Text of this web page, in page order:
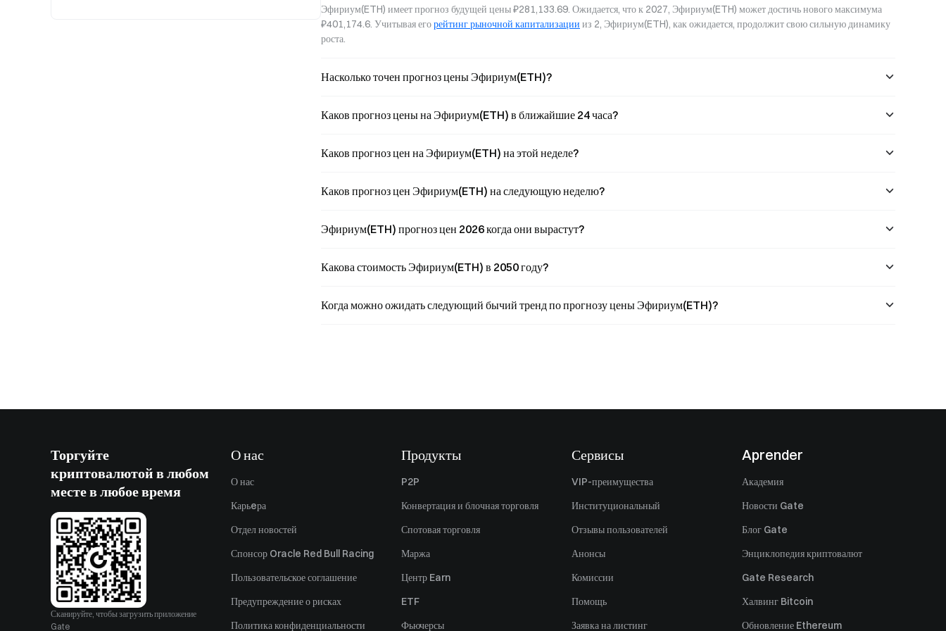
Эфириум(ETH) имеет прогноз будущей цены ₽281,133.69. Ожидается, что к 2027, Эфириум(ETH) может достичь нового максимума
₽401,174.6. Учитывая его рейтинг рыночной капитализации из 2, Эфириум(ETH), как ожидается, продолжит свою сильную динамику
роста.
Насколько точен прогноз цены Эфириум(ETH)?
Каков прогноз цены на Эфириум(ETH) в ближайшие 24 часа?
Каков прогноз цен на Эфириум(ETH) на этой неделе?
Каков прогноз цен Эфириум(ETH) на следующую неделю?
Эфириум(ETH) прогноз цен 2026 когда они вырастут?
Какова стоимость Эфириум(ETH) в 2050 году?
Когда можно ожидать следующий бычий тренд по прогнозу цены Эфириум(ETH)?
Торгуйте
криптовалютой в любом
месте в любое время
Сканируйте, чтобы загрузить приложение
Gate
О нас
О нас
Карьeра
Отдел новостей
Спонсор Oracle Red Bull Racing
Пользовательское соглашение
Предупреждение о рисках
Политика конфиденциальности
Продукты
P2P
Конвертация и блочная торговля
Спотовая торговля
Маржа
Центр Earn
ETF
Фьючерсы
Сервисы
VIP-преимущества
Институциональный
Отзывы пользователей
Анонсы
Комиссии
Помощь
Заявка на листинг
Aprender
Академия
Новости Gate
Блог Gate
Энциклопедия криптовалют
Gate Research
Халвинг Bitcoin
Обновление Ethereum